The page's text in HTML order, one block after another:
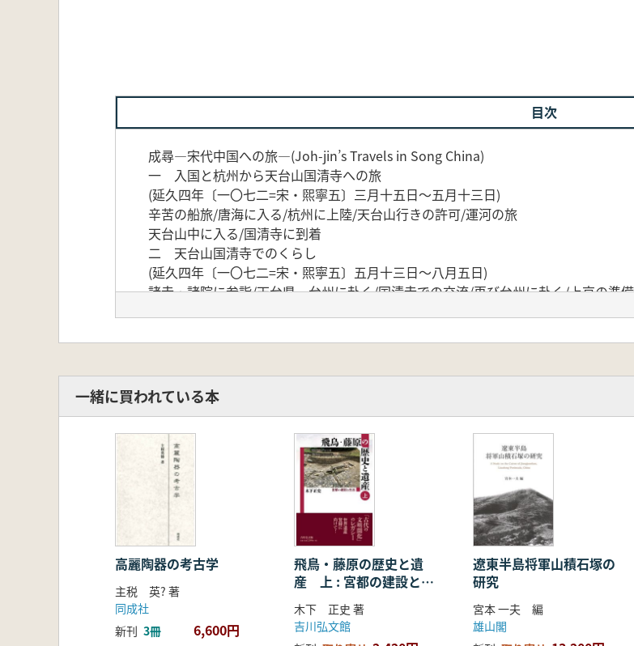
目次
成尋―宋代中国への旅―(Joh-jin’s Travels in Song China)
一 入国と杭州から天台山国清寺への旅
(延久四年〔一〇七二=宋・煕寧五〕三月十五日～五月十三日)
辛苦の船旅/唐海に入る/杭州に上陸/天台山行きの許可/運河の旅
天台山中に入る/国清寺に到着
二 天台山国清寺でのくらし
(延久四年〔一〇七二=宋・煕寧五〕五月十三日～八月五日)
諸寺・諸院に参詣/天台県、台州に赴く/国清寺での交流/再び台州に赴く/上京の準備
台州から越州へ/運河の様子/蘇州から楚州へ/楚州から宿州まで/京師に到着
(延久四年〔一〇七二=宋・煕寧五〕十月十一日～十月三十日)
伝法院に滞在/日本情報の伝達/朝見までの日々/皇帝との面見/諸寺に参詣
五 五臺山巡礼
(延久四年〔一〇七二=宋・煕寧五〕十一月一日～十二月二十六日)
往 路/三泊四日の滞在/復 路
(延久四年〔一〇七二=宋・煕寧五〕十二月二十六日～延久五年〔一〇七三=宋・煕
再び伝法院での日々/正月を迎える/皇帝の行幸/弟子たちの出発準備
朝辞と弟子たちの出立
七 再び開封での日々(下)
(延久五年〔一〇七三=宋・煕寧六〕二月九日～四月十四日)
伝法院での交流/宮中での祈雨/天台山への下向までの日々/新訳経の入手を図る
新訳経の頒布と大師号/朝辞と出立を待つ日々
一緒に買われている本
高麗陶器の考古学
主税 英? 著
同成社
新刊 3冊 6,600円
飛鳥・藤原の歴史と遺
産 上 : 宮都の建設と生
活
木下 正史 著
吉川弘文館
遼東半島将軍山積石塚の
研究
宮本 一夫 編
雄山閣